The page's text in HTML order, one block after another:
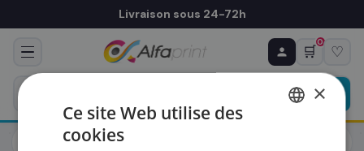
Livraison sous 24-72h
🛒
0
♡
Cartouches
Canon
♻ COMMANDE RÉCURRENTE
Prévoyez & économisez
Programmez votre prochain achat — notre équipe
vous prépare un devis personnalisé
×
Ce site Web utilise des
cookies